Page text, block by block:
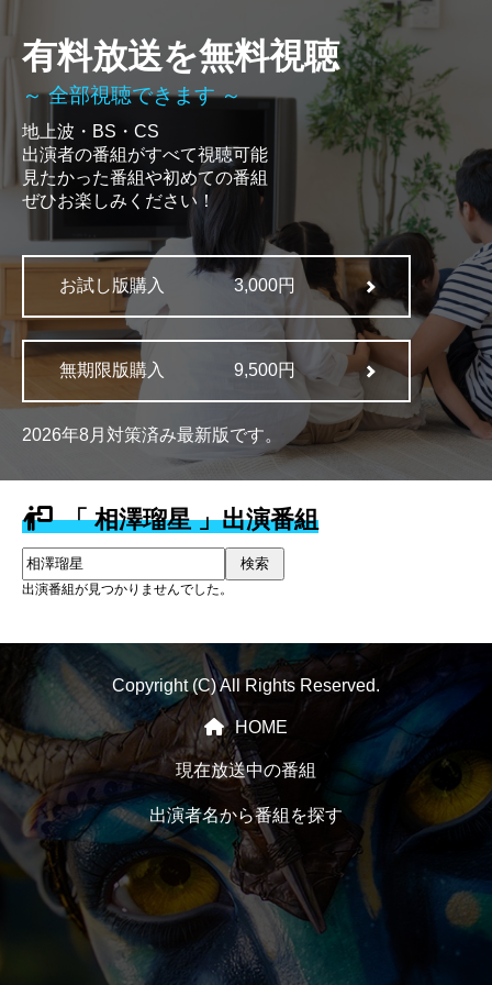
有料放送を無料視聴
～ 全部視聴できます ～
地上波・BS・CS
出演者の番組がすべて視聴可能
見たかった番組や初めての番組
ぜひお楽しみください！
お試し版購入 3,000円
無期限版購入 9,500円
2026年8月対策済み最新版です。
「 相澤瑠星 」出演番組
検索
出演番組が見つかりませんでした。
Copyright (C) All Rights Reserved.
HOME
現在放送中の番組
出演者名から番組を探す